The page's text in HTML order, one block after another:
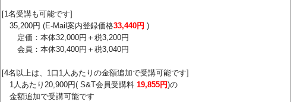
[1名受講も可能です]
35,200円 (E-Mail案内登録価格33,440円 )
定価：本体32,000円＋税3,200円
会員：本体30,400円＋税3,040円
[4名以上は、1口1人あたりの金額追加で受講可能です]
1人あたり 20,900円( S&T会員受講料 19,855円)の
金額追加で受講可能です